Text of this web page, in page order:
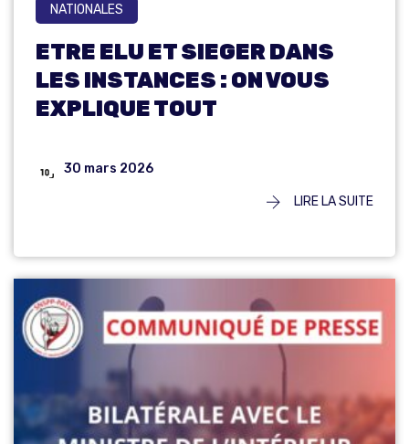
NATIONALES
ETRE ELU ET SIEGER DANS
LES INSTANCES : ON VOUS
EXPLIQUE TOUT
30 mars 2026
LIRE LA SUITE